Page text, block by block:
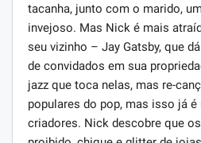
tacanha, junto com o marido,
invejoso. Mas Nick é mais
seu vizinho – Jay Gatsby, que
de convidados em sua
jazz que toca nelas, mas re-
populares do pop, mas isso já
criadores. Nick descobre que